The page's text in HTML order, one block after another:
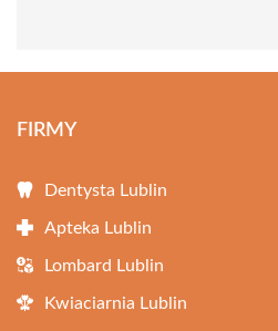
FIRMY
Dentysta Lublin
Apteka Lublin
Lombard Lublin
Kwiaciarnia Lublin